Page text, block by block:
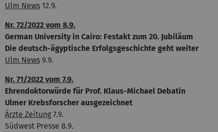
Ulm News 12.9.
Nr. 72/2022 vom 8.9.
German University in Cairo: Festakt zum 20. Jubiläum
Die deutsch-ägyptische Erfolgsgeschichte geht weiter
Ulm News 9.9.
Nr. 71/2022 vom 7.9.
Ehrendoktorwürde für Prof. Klaus-Michael Debatin
Ulmer Krebsforscher ausgezeichnet
Ärzte Zeitung 7.9.
Südwest Presse 8.9.